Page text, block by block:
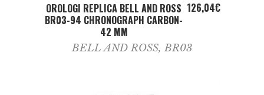
ADD TO CART
OROLOGI REPLICA BELL AND ROSS
BR03-94 CHRONOGRAPH CARBON-
42 MM
126,04€
BELL AND ROSS,BR03